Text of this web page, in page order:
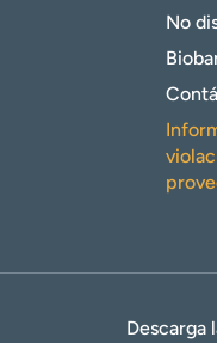
No
Descarga